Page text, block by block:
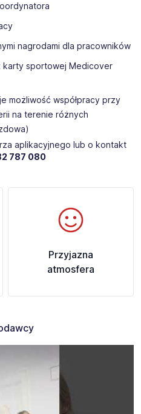
nagrodami dla pracowników
karty sportowej Medicover
możliwość współpracy przy
na terenie różnych
aplikacyjnego lub o kontakt
787 080
Przyjazna
atmosfera